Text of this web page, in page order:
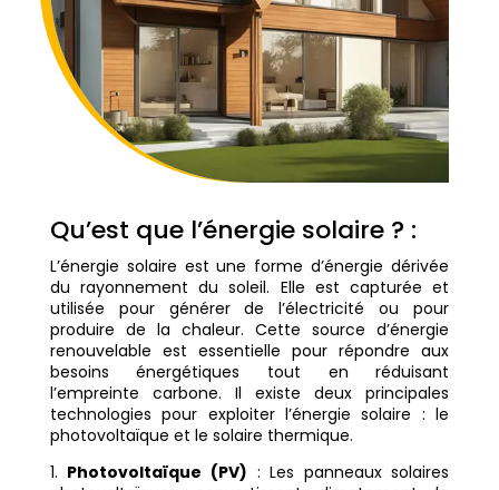
Qu’est que l’énergie solaire ? :
L’énergie solaire est une forme d’énergie dérivée
du rayonnement du soleil. Elle est capturée et
utilisée pour générer de l’électricité ou pour
produire de la chaleur. Cette source d’énergie
renouvelable est essentielle pour répondre aux
besoins énergétiques tout en réduisant
l’empreinte carbone. Il existe deux principales
technologies pour exploiter l’énergie solaire : le
photovoltaïque et le solaire thermique.
1. Photovoltaïque (PV) : Les panneaux solaires